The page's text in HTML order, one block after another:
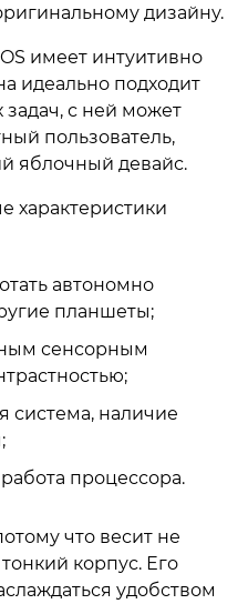
дизайну.
имеет интуитивно
идеально подходит
с ней может
пользователь,
яблочный девайс.
характеристики
автономно
планшеты;
сенсорным
система, наличие
процессора.
что весит не
корпус. Его
удобством